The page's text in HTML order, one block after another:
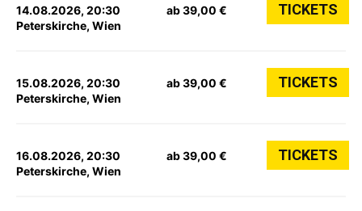
14.08.2026, 20:30
Peterskirche, Wien
ab 39,00 € TICKETS
15.08.2026, 20:30
Peterskirche, Wien
ab 39,00 € TICKETS
16.08.2026, 20:30
Peterskirche, Wien
ab 39,00 € TICKETS